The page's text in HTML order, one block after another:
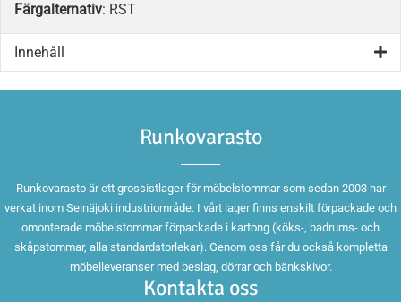
Färgalternativ: RST
Innehåll
Runkovarasto
Runkovarasto är ett grossistlager för möbelstommar som sedan 2003 har
verkat inom Seinäjoki industriområde. I vårt lager finns enskilt förpackade och
omonterade möbelstommar förpackade i kartong (köks-, badrums- och
skåpstommar, alla standardstorlekar). Genom oss får du också kompletta
möbelleveranser med beslag, dörrar och bänkskivor.
Kontakta oss